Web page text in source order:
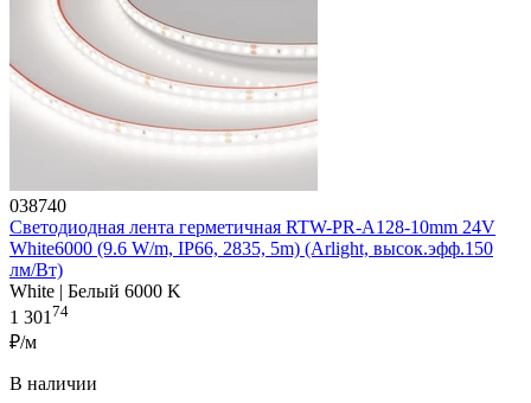
038740
Светодиодная лента герметичная RTW-PR-A128-10mm 24V
White6000 (9.6 W/m, IP66, 2835, 5m) (Arlight, высок.эфф.150
лм/Вт)
White | Белый 6000 K
1 30174
₽/м
В наличии